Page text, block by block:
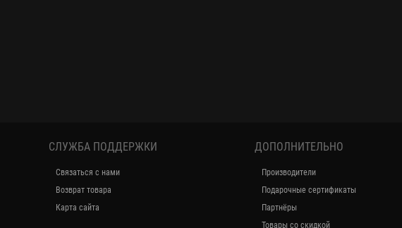
СЛУЖБА ПОДДЕРЖКИ
Связаться с нами
Возврат товара
Карта сайта
ДОПОЛНИТЕЛЬНО
Производители
Подарочные сертификаты
Партнёры
Товары со скидкой